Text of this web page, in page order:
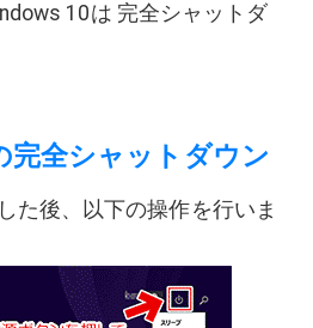
10は 完全シャットダ
完全シャットダウン
た後、以下の操作を行いま